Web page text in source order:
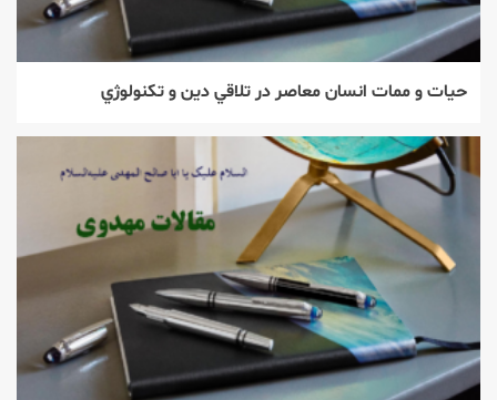
حيات و ممات انسان معاصر در تلاقي دين و تكنولوژي